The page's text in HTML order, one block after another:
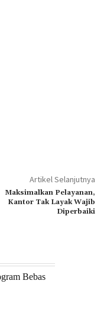
Artikel Selanjutnya
Maksimalkan Pelayanan,
Kantor Tak Layak Wajib
Diperbaiki
Bebas